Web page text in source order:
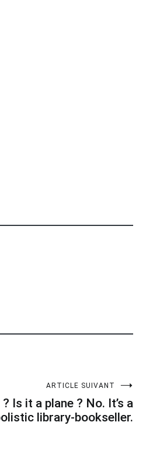
ARTICLE SUIVANT
Is it a plane ? No. It’s a
library-bookseller.